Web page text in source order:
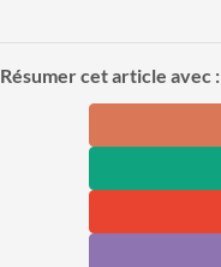
Résumer cet article avec :